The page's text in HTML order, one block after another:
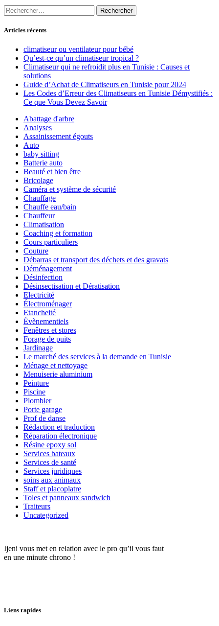
Rechercher :
Articles récents
climatiseur ou ventilateur pour bébé
Qu’est-ce qu’un climatiseur tropical ?
Climatiseur qui ne refroidit plus en Tunisie : Causes et
solutions
Guide d’Achat de Climatiseurs en Tunisie pour 2024
Les Codes d’Erreur des Climatiseurs en Tunisie Démystifiés :
Ce que Vous Devez Savoir
Abattage d'arbre
Analyses
Assainissement égouts
Auto
baby sitting
Batterie auto
Beauté et bien être
Bricolage
Caméra et système de sécurité
Chauffage
Chauffe eau/bain
Chauffeur
Climatisation
Coaching et formation
Cours particuliers
Couture
Débarras et transport des déchets et des gravats
Déménagement
Désinfection
Désinsectisation et Dératisation
Electricité
Électroménager
Etancheité
Évènementiels
Fenêtres et stores
Forage de puits
Jardinage
Le marché des services à la demande en Tunisie
Ménage et nettoyage
Menuiserie aluminium
Peinture
Piscine
Plombier
Porte garage
Prof de danse
Rédaction et traduction
Réparation électronique
Résine epoxy sol
Services bateaux
Services de santé
Services juridiques
soins aux animaux
Staff et placoplatre
Toles et panneaux sandwich
Traiteurs
Uncategorized
Ijeni vous met en relation avec le pro qu’il vous faut
en une minute chrono !
Liens rapides